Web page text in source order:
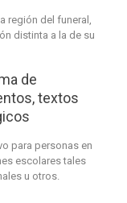
región del funeral,
distinta a la de su
de
textos
para personas en
escolares tales
u otros.